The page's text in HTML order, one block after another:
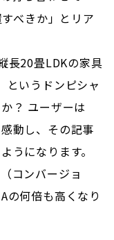
べきか」とリア
長20畳LDKの家具
というドンピシャ
？ ユーザーは
動し、その記事
うになります。
コンバージョ
の何倍も高くなり